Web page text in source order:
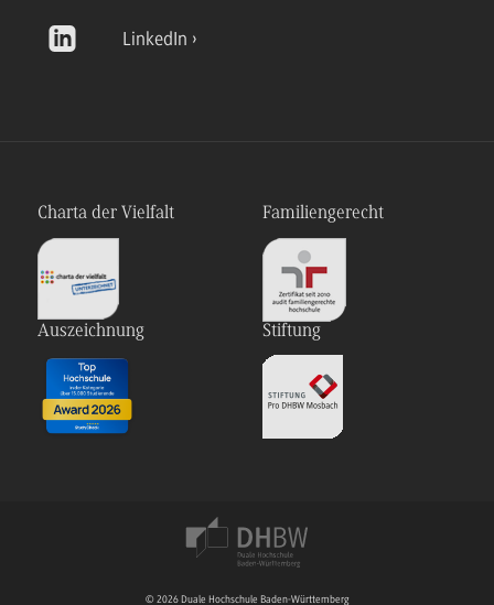
LinkedIn
Charta der Vielfalt Familiengerecht
Auszeichnung Stiftung
© 2026 Duale Hochschule Baden-Württemberg